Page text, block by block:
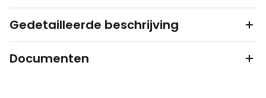
Gedetailleerde beschrijving
Documenten